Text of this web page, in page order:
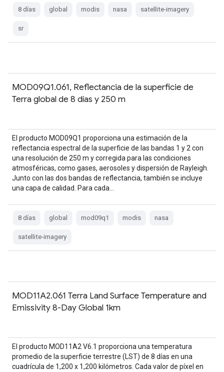
8 días global modis nasa satellite-imagery
sr
MOD09Q1.061, Reflectancia de la superficie de
Terra global de 8 días y 250 m
El producto MOD09Q1 proporciona una estimación de la
reflectancia espectral de la superficie de las bandas 1 y 2 con
una resolución de 250 m y corregida para las condiciones
atmosféricas, como gases, aerosoles y dispersión de Rayleigh.
Junto con las dos bandas de reflectancia, también se incluye
una capa de calidad. Para cada…
8 días global mod09q1 modis nasa
satellite-imagery
MOD11A2.061 Terra Land Surface Temperature and
Emissivity 8-Day Global 1km
El producto MOD11A2 V6.1 proporciona una temperatura
promedio de la superficie terrestre (LST) de 8 días en una
cuadrícula de 1,200 x 1,200 kilómetros. Cada valor de píxel en